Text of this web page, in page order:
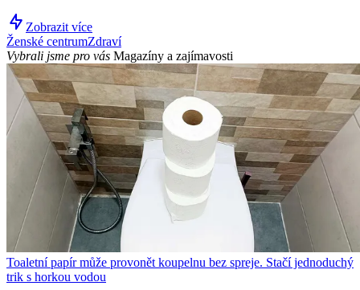
Zobrazit více
Ženské centrumZdraví
Vybrali jsme pro vás Magazíny a zajímavosti
Toaletní papír může provonět koupelnu bez spreje. Stačí jednoduchý
trik s horkou vodou